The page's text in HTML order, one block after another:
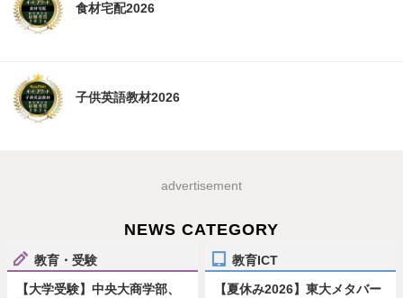
食材宅配2026
子供英語教材2026
advertisement
NEWS CATEGORY
教育・受験
【大学受験】中央大商学部、
教育ICT
【夏休み2026】東大メタバー